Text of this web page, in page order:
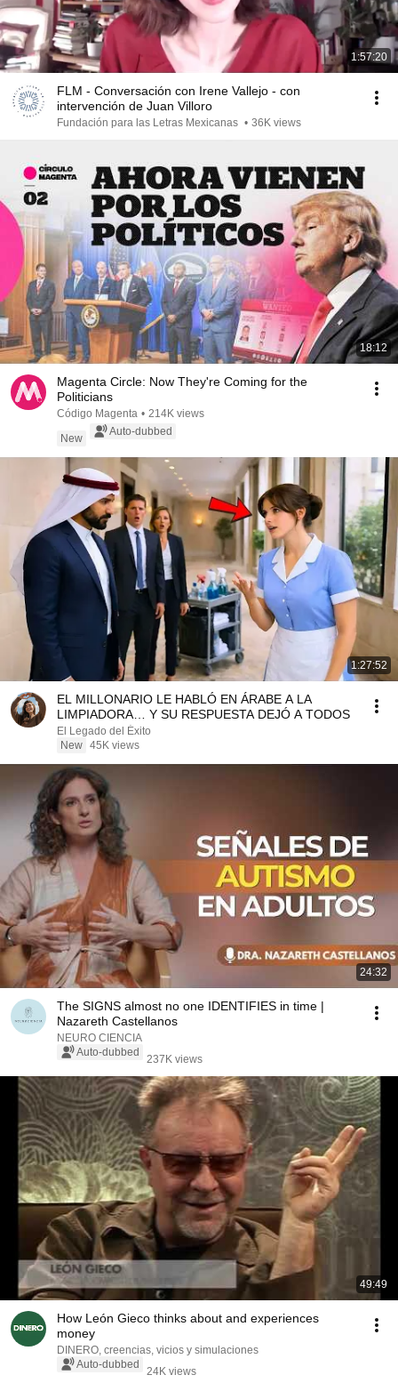
1:57:20
FLM - Conversación con Irene Vallejo - con
intervención de Juan Villoro
Fundación para las Letras Mexicanas • 36K views
18:12
Magenta Circle: Now They're Coming for the
Politicians
Código Magenta • 214K views
New
Auto-dubbed
1:27:52
EL MILLONARIO LE HABLÓ EN ÁRABE A LA
LIMPIADORA… Y SU RESPUESTA DEJÓ A TODOS
El Legado del Éxito
New 45K views
24:32
The SIGNS almost no one IDENTIFIES in time |
Nazareth Castellanos
NEURO CIENCIA
Auto-dubbed
237K views
49:49
How León Gieco thinks about and experiences
money
DINERO, creencias, vicios y simulaciones
Auto-dubbed
24K views